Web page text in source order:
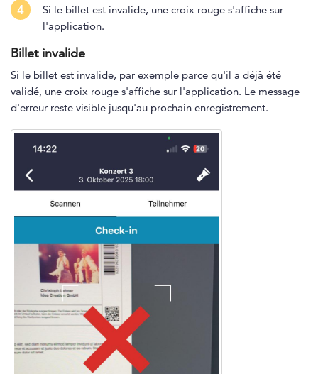
4
Si le billet est invalide, une croix rouge s'affiche sur
l'application.
Billet invalide
Si le billet est invalide, par exemple parce qu'il a déjà été
validé, une croix rouge s'affiche sur l'application. Le message
d'erreur reste visible jusqu'au prochain enregistrement.